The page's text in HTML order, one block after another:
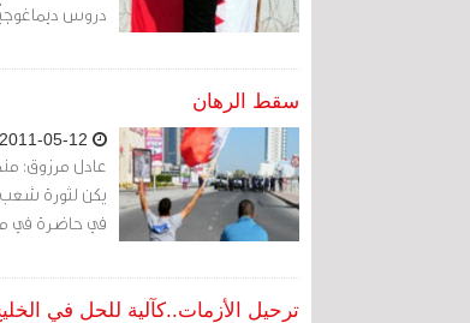
دروس
سقط الرهان
عادل مرزوق:
يكن لثورة شعب
في حاضرة في
ترحيل الأزمات..كآلية للحل في